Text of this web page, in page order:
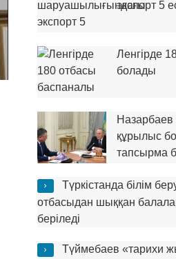
экспорт 5
Ленгірде
болады
Назарбаев
құрылыс
тапсырма
Түркістанда білім
отбасыдан шыққан
беріледі
Түймебаев «тарихи